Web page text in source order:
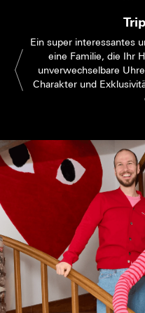
Ein super interessantes
eine Familie, die Ihr
unverwechselbare
Charakter und